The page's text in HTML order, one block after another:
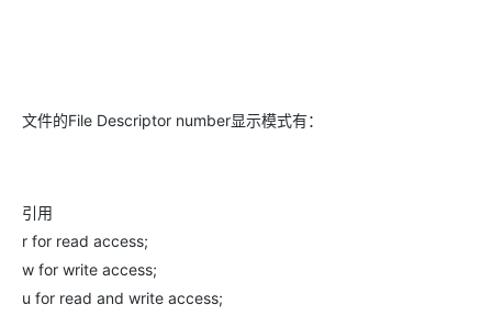
文件的File Descriptor number显示模式有：
引用
r for read access;
w for write access;
u for read and write access;